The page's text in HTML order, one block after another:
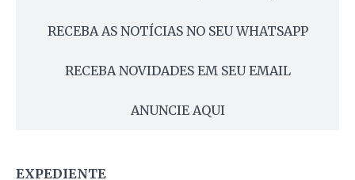
RECEBA AS NOTÍCIAS NO SEU WHATSAPP
RECEBA NOVIDADES EM SEU EMAIL
ANUNCIE AQUI
EXPEDIENTE